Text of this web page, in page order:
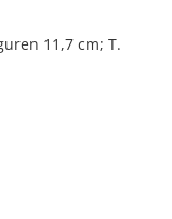
11,7 cm; T.